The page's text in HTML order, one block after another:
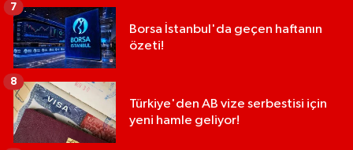
Borsa İstanbul'da geçen haftanın
özeti!
7
Türkiye'den AB vize serbestisi için
yeni hamle geliyor!
8